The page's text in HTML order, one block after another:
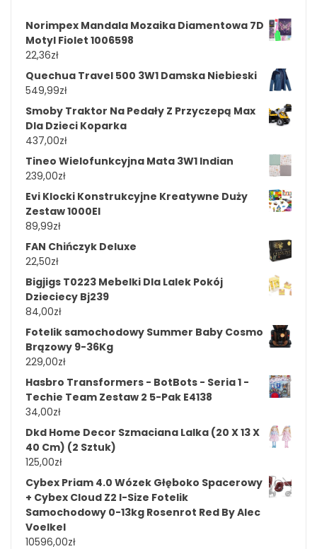
Norimpex Mandala Mozaika Diamentowa 7D
Motyl Fiolet 1006598
22,36zł
Quechua Travel 500 3W1 Damska Niebieski
549,99zł
Smoby Traktor Na Pedały Z Przyczepą Max
Dla Dzieci Koparka
437,00zł
Tineo Wielofunkcyjna Mata 3W1 Indian
239,00zł
Evi Klocki Konstrukcyjne Kreatywne Duży
Zestaw 1000El
89,99zł
FAN Chińczyk Deluxe
22,50zł
Bigjigs T0223 Mebelki Dla Lalek Pokój
Dzieciecy Bj239
84,00zł
Fotelik samochodowy Summer Baby Cosmo
Brązowy 9-36Kg
229,00zł
Hasbro Transformers - BotBots - Seria 1 -
Techie Team Zestaw 2 5-Pak E4138
34,00zł
Dkd Home Decor Szmaciana Lalka (20 X 13 X
40 Cm) (2 Sztuk)
125,00zł
Cybex Priam 4.0 Wózek Głęboko Spacerowy
+ Cybex Cloud Z2 I-Size Fotelik
Samochodowy 0-13kg Rosenrot Red By Alec
Voelkel
10596,00zł